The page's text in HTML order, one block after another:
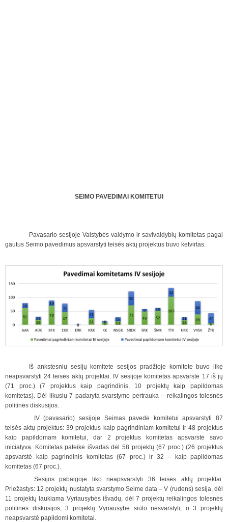
SEIMO PAVEDIMAI KOMITETUI
Pavasario sesijoje Valstybės valdymo ir savivaldybių komitetas pagal
gautus Seimo pavedimus apsvarstyti teisės aktų projektus buvo ketvirtas:
Iš ankstesnių sesijų komitete sesijos pradžioje komitete buvo likę
neapsvarstyti 24 teisės aktų projektai. IV sesijoje komitetas apsvarstė 17 iš jų
(71 proc.) (7 projektus kaip pagrindinis, 10 projektų kaip papildomas
komitetas). Dėl likusių 7 padaryta svarstymo pertrauka – reikalingos tolesnės
politinės diskusijos.
IV (pavasario) sesijoje Seimas pavedė komitetui apsvarstyti 87
teisės aktų projektus: 39 projektus kaip pagrindiniam komitetui ir 48 projektus
kaip papildomam komitetui, dar 2 projektus komitetas apsvarstė savo
iniciatyva. Komitetas pateikė išvadas dėl 58 projektų (67 proc.) (26 projektus
apsvarstė kaip pagrindinis komitetas (67 proc.) ir 32 – kaip papildomas
komitetas (67 proc.).
Sesijos pabaigoje liko neapsvarstyti 36 teisės aktų projektai.
Priežastys: 12 projektų nustatyta svarstymo Seime data – V (rudens) sesija, dėl
11 projektų laukiama Vyriausybės išvadų, dėl 7 projektų reikalingos tolesnės
politinės diskusijos, 3 projektų Vyriausybė siūlo nesvarstyti, o 3 projektų
neapsvarstė papildomi komitetai.